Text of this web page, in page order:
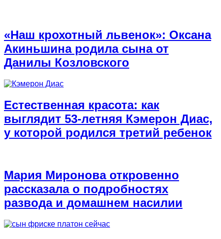
«Наш крохотный львенок»: Оксана
Акиньшина родила сына от
Данилы Козловского
Естественная красота: как
выглядит 53-летняя Кэмерон Диас,
у которой родился третий ребенок
Мария Миронова откровенно
рассказала о подробностях
развода и домашнем насилии